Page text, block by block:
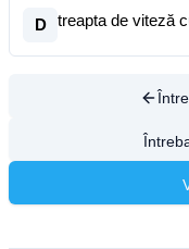
D treapta de viteză